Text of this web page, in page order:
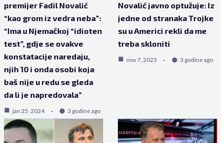
premijer Fadil Novalić
“kao grom iz vedra neba”:
“Ima u Njemačkoj “idioten
test”, gdje se ovakve
konstatacije naredaju,
njih 10 i onda osobi koja
baš nije u redu se gleda
da li je napredovala”
jan 25, 2024 3 godine ago
Novalić javno optužuje: Iz
jedne od stranaka Trojke
su u Americi rekli da me
treba skloniti
nov 7, 2023 3 godine ago